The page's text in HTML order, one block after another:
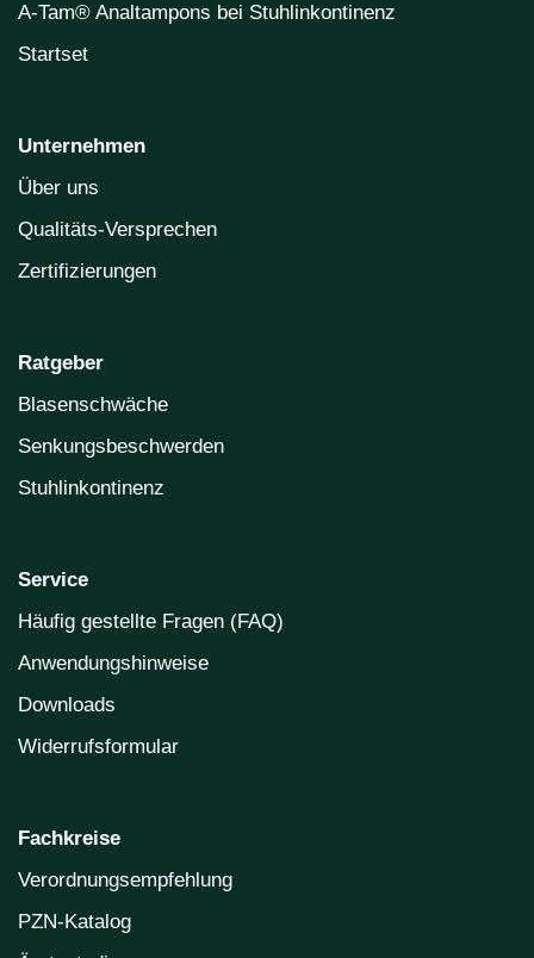
A-Tam® Analtampons bei Stuhlinkontinenz
Startset
Unternehmen
Über uns
Qualitäts-Versprechen
Zertifizierungen
Ratgeber
Blasenschwäche
Senkungsbeschwerden
Stuhlinkontinenz
Service
Häufig gestellte Fragen (FAQ)
Anwendungshinweise
Downloads
Widerrufsformular
Fachkreise
Verordnungsempfehlung
PZN-Katalog